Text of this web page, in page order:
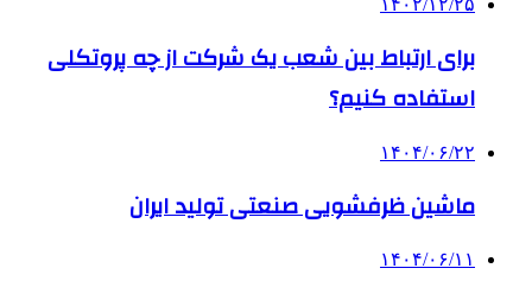
۱۴۰۲/۱۲/۲۵
برای ارتباط بین شعب یک شرکت از چه پروتکلی
استفاده کنیم؟
۱۴۰۴/۰۶/۲۲
ماشین ظرفشویی صنعتی تولید ایران
۱۴۰۴/۰۶/۱۱